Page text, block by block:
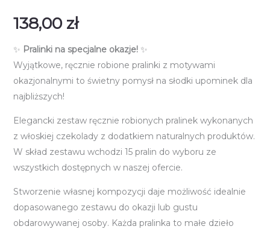
138,00 zł
✨ Pralinki na specjalne okazje!✨
Wyjątkowe, ręcznie robione pralinki z motywami
okazjonalnymi to świetny pomysł na słodki upominek dla
najbliższych!
Elegancki zestaw ręcznie robionych pralinek wykonanych
z włoskiej czekolady z dodatkiem naturalnych produktów.
W skład zestawu wchodzi 15 pralin do wyboru ze
wszystkich dostępnych w naszej ofercie.
Stworzenie własnej kompozycji daje możliwość idealnie
dopasowanego zestawu do okazji lub gustu
obdarowywanej osoby. Każda pralinka to małe dzieło